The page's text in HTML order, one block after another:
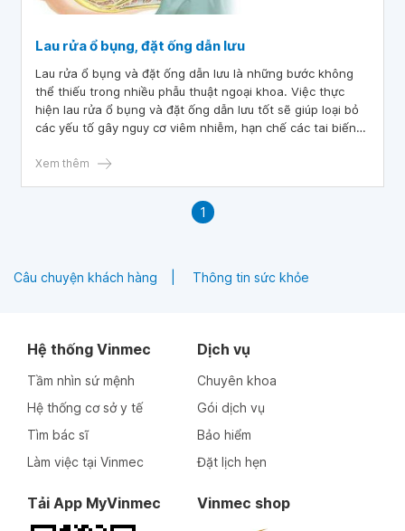
Lau rửa ổ bụng, đặt ống dẫn lưu
Lau rửa ổ bụng và đặt ống dẫn lưu là những bước không
thể thiếu trong nhiều phẫu thuật ngoại khoa. Việc thực
hiện lau rửa ổ bụng và đặt ống dẫn lưu tốt sẽ giúp loại bỏ
các yếu tố gây nguy cơ viêm nhiễm, hạn chế các tai biến
Xem thêm
1
Câu chuyện khách hàng Thông tin sức khỏe
Hệ thống Vinmec
Tầm nhìn sứ mệnh
Hệ thống cơ sở y tế
Tìm bác sĩ
Làm việc tại Vinmec
Dịch vụ
Chuyên khoa
Gói dịch vụ
Bảo hiểm
Đặt lịch hẹn
Tải App MyVinmec Vinmec shop